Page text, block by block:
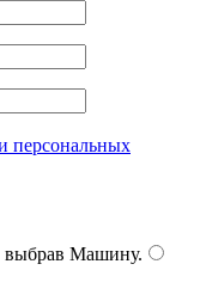
персональных
выбрав Машину.